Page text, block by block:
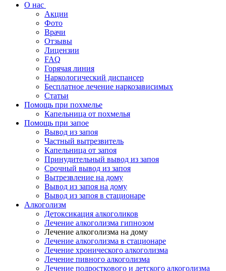
О нас
Акции
Фото
Врачи
Отзывы
Лицензии
FAQ
Горячая линия
Наркологический диспансер
Бесплатное лечение наркозависимых
Статьи
Помощь при похмелье
Капельница от похмелья
Помощь при запое
Вывод из запоя
Частный вытрезвитель
Капельница от запоя
Принудительный вывод из запоя
Срочный вывод из запоя
Вытрезвление на дому
Вывод из запоя на дому
Вывод из запоя в стационаре
Алкоголизм
Детоксикация алкоголиков
Лечение алкоголизма гипнозом
Лечение алкоголизма на дому
Лечение алкоголизма в стационаре
Лечение хронического алкоголизма
Лечение пивного алкоголизма
Лечение подросткового и детского алкоголизма